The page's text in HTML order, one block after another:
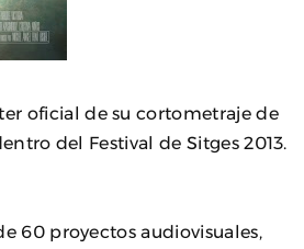
oficial de su cortometraje de
del Festival de Sitges 2013.
60 proyectos audiovisuales,